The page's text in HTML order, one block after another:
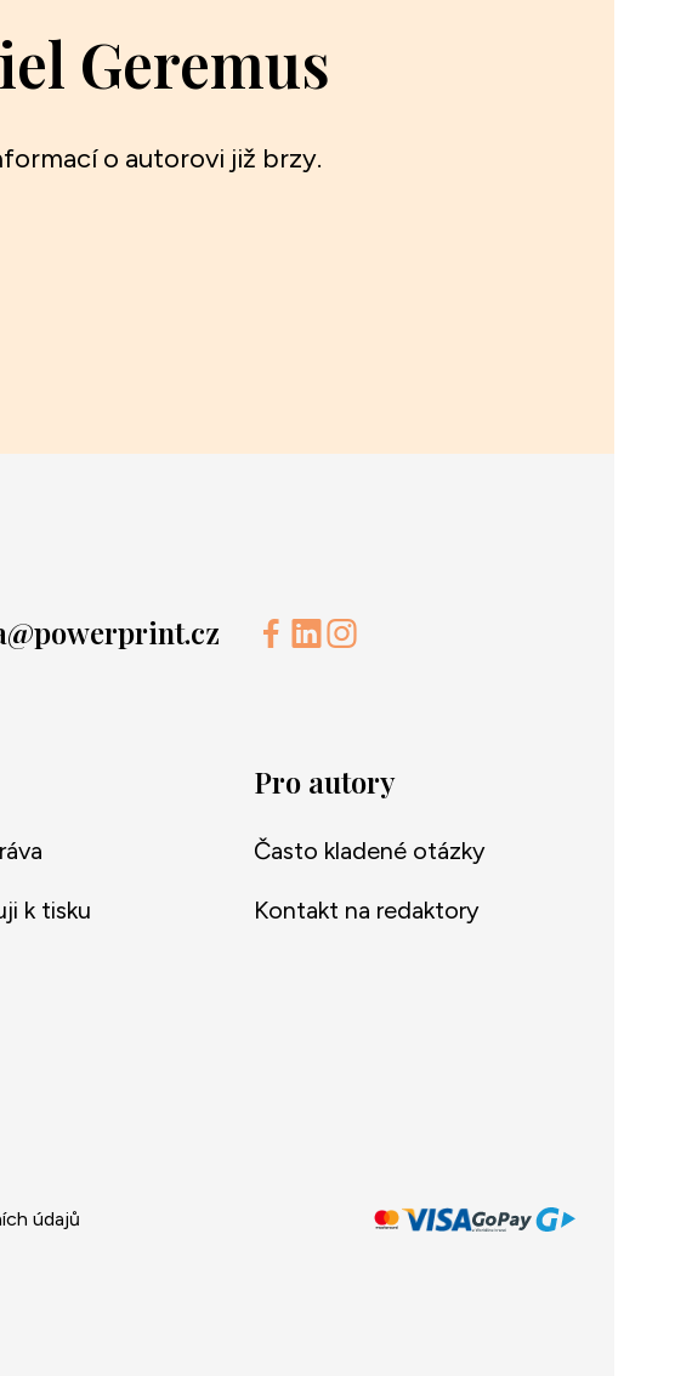
Geremus
o autorovi již brzy.
k tisku
Pro autory
Často kladené otázky
Kontakt na redaktory
údajů